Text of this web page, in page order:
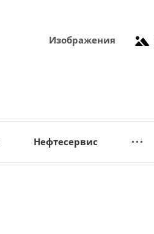
Изображения
Нефтесервис